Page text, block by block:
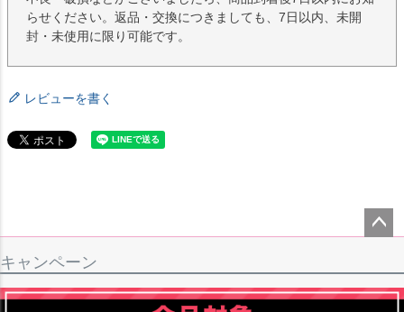
らせください。返品・交換につきましても、7日以内、未開
封・未使用に限り可能です。
レビューを書く
ップ
へ
キャンペーン